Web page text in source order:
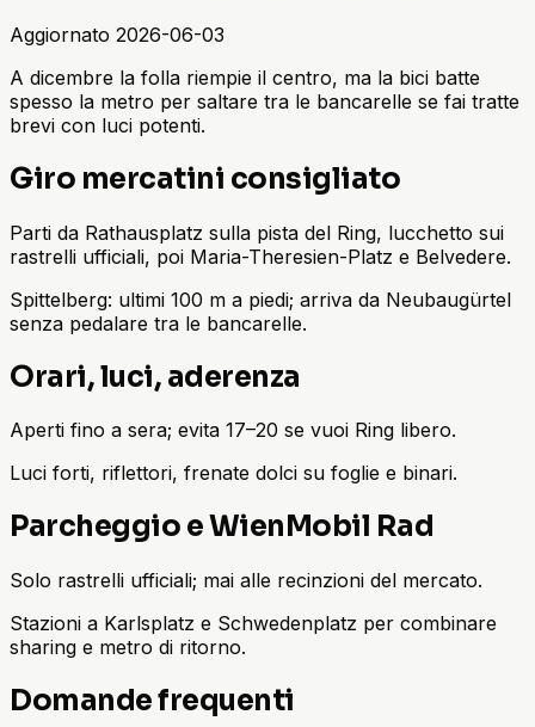
Aggiornato 2026-06-03
A dicembre la folla riempie il centro, ma la bici batte
spesso la metro per saltare tra le bancarelle se fai tratte
brevi con luci potenti.
Giro mercatini consigliato
Parti da Rathausplatz sulla pista del Ring, lucchetto sui
rastrelli ufficiali, poi Maria-Theresien-Platz e Belvedere.
Spittelberg: ultimi 100 m a piedi; arriva da Neubaugürtel
senza pedalare tra le bancarelle.
Orari, luci, aderenza
Aperti fino a sera; evita 17–20 se vuoi Ring libero.
Luci forti, riflettori, frenate dolci su foglie e binari.
Parcheggio e WienMobil Rad
Solo rastrelli ufficiali; mai alle recinzioni del mercato.
Stazioni a Karlsplatz e Schwedenplatz per combinare
sharing e metro di ritorno.
Domande frequenti